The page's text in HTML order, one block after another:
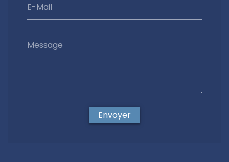
E-Mail
Message
Envoyer